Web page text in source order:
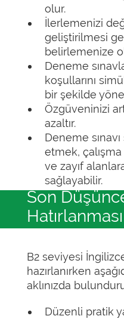
olur.
İlerlemenizi
geliştirilmesi
belirlemenize
Deneme
koşullarını
bir şekilde
Özgüveninizi
azaltır.
Deneme sınavı
etmek, çalışma
ve zayıf
sağlayabilir.
Son
B2 seviyesi İngilizce
hazırlanırken
aklınızda
Düzenli pratik